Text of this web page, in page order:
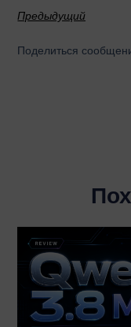
Предыдущий
Поделиться